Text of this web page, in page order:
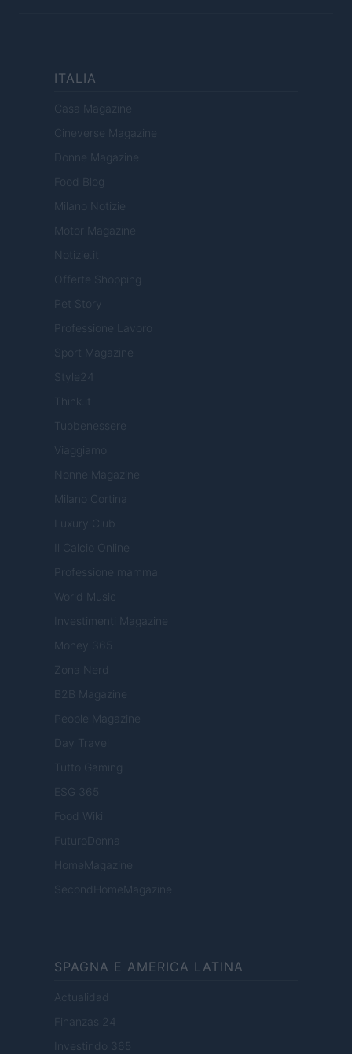
ITALIA
Casa Magazine
Cineverse Magazine
Donne Magazine
Food Blog
Milano Notizie
Motor Magazine
Notizie.it
Offerte Shopping
Pet Story
Professione Lavoro
Sport Magazine
Style24
Think.it
Tuobenessere
Viaggiamo
Nonne Magazine
Milano Cortina
Luxury Club
Il Calcio Online
Professione mamma
World Music
Investimenti Magazine
Money 365
Zona Nerd
B2B Magazine
People Magazine
Day Travel
Tutto Gaming
ESG 365
Food Wiki
FuturoDonna
HomeMagazine
SecondHomeMagazine
SPAGNA E AMERICA LATINA
Actualidad
Finanzas 24
Investindo 365